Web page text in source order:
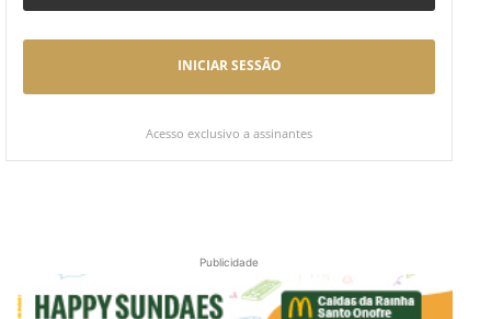
INICIAR SESSÃO
Acesso exclusivo a assinantes
Publicidade